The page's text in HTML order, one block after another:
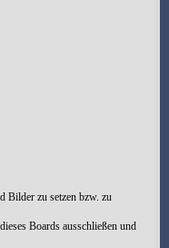
Bilder zu setzen bzw. zu
Boards ausschließen und